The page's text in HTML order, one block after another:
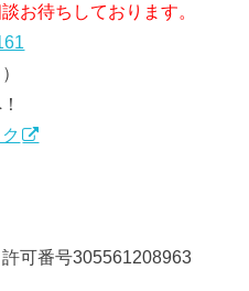
お待ちしております。
可番号305561208963